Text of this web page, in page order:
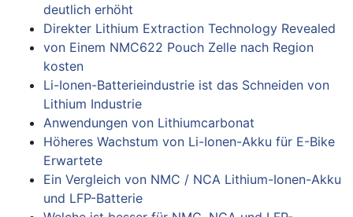
deutlich erhöht
Direkter Lithium Extraction Technology Revealed
von Einem NMC622 Pouch Zelle nach Region
kosten
Li-Ionen-Batterieindustrie ist das Schneiden von
Lithium Industrie
Anwendungen von Lithiumcarbonat
Höheres Wachstum von Li-Ionen-Akku für E-Bike
Erwartete
Ein Vergleich von NMC / NCA Lithium-Ionen-Akku
und LFP-Batterie